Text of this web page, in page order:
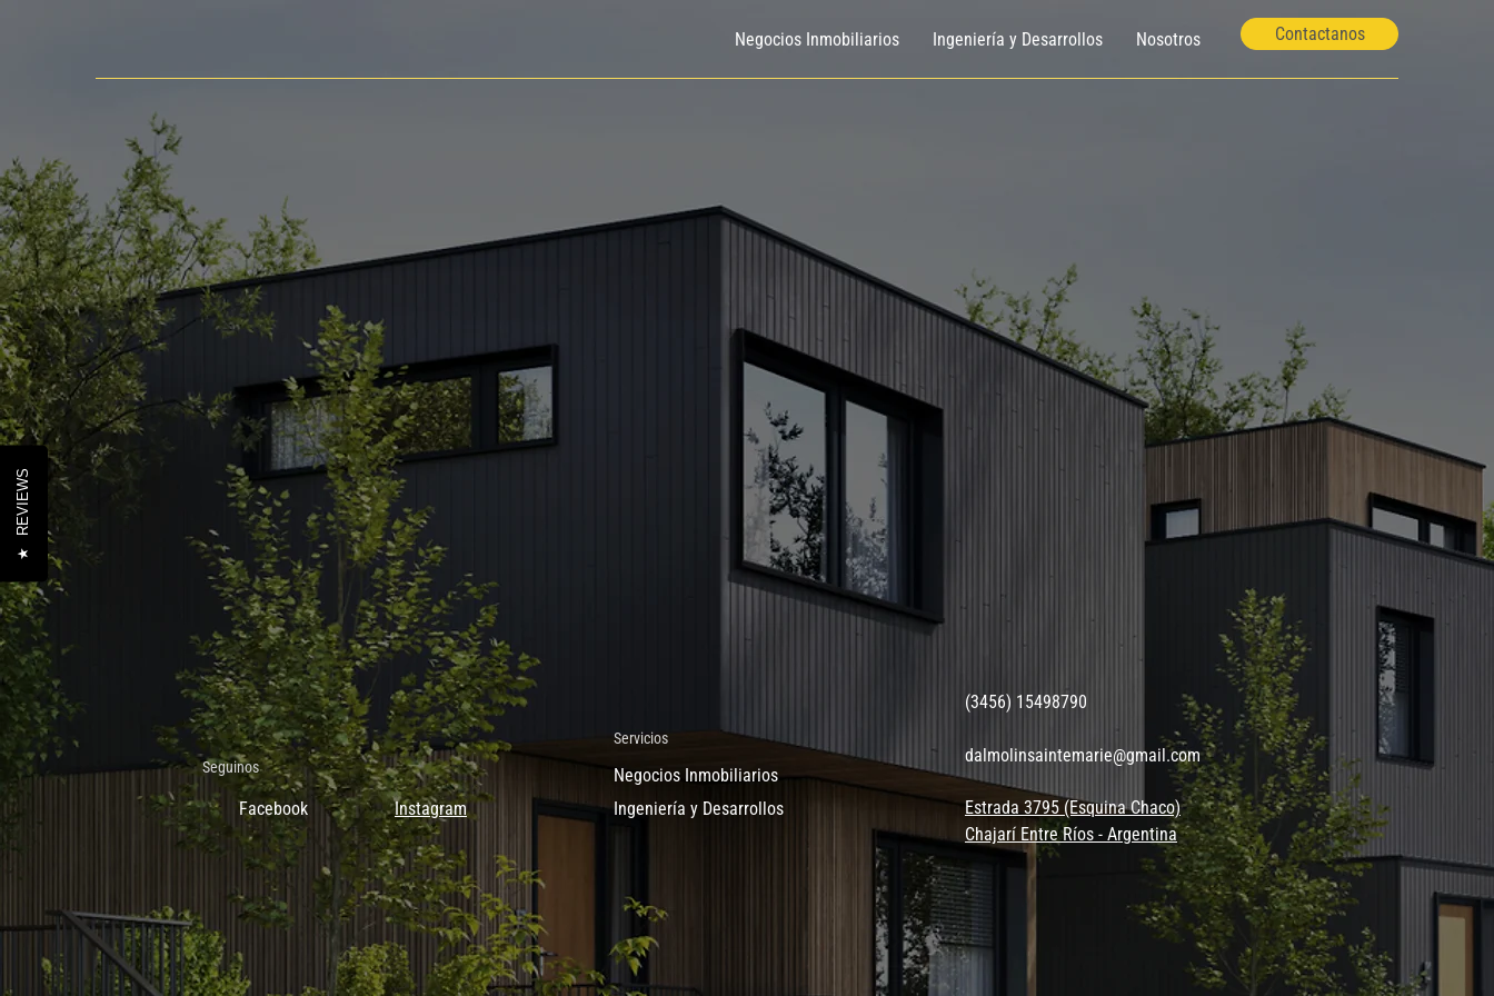
Negocios Inmobiliarios Ingeniería y Desarrollos Nosotros Contactanos
Seguinos
Facebook Instagram
Servicios
Negocios Inmobiliarios
Ingeniería y Desarrollos
(3456) 15498790
dalmolinsaintemarie@gmail.com
Estrada 3795 (Esquina Chaco)
Chajarí Entre Ríos - Argentina
★
REVIEWS